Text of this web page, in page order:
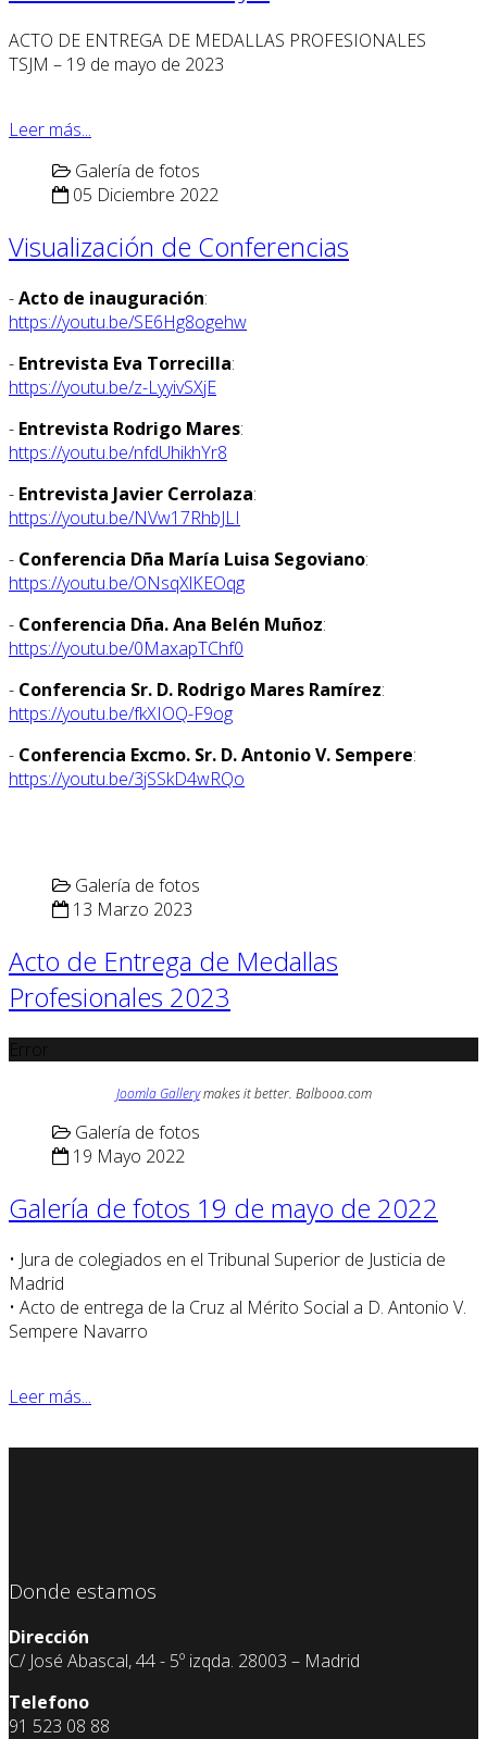
ACTO DE ENTREGA DE MEDALLAS PROFESIONALES
TSJM – 19 de mayo de 2023
Leer más...
Galería de fotos
05 Diciembre 2022
Visualización de Conferencias
-Acto de inauguración:
https://youtu.be/SE6Hg8ogehw
- Entrevista Eva Torrecilla:
https://youtu.be/z-LyyivSXjE
- Entrevista Rodrigo Mares:
https://youtu.be/nfdUhikhYr8
- Entrevista Javier Cerrolaza:
https://youtu.be/NVw17RhbJLI
- Conferencia Dña María Luisa Segoviano:
https://youtu.be/ONsqXlKEOqg
- Conferencia Dña. Ana Belén Muñoz:
https://youtu.be/0MaxapTChf0
- Conferencia Sr. D. Rodrigo Mares Ramírez:
https://youtu.be/fkXIOQ-F9og
- Conferencia Excmo. Sr. D. Antonio V. Sempere:
https://youtu.be/3jSSkD4wRQo
Galería de fotos
13 Marzo 2023
Acto de Entrega de Medallas
Profesionales 2023
Joomla Gallerymakes it better. Balbooa.com
Galería de fotos
19 Mayo 2022
Galería de fotos 19 de mayo de 2022
• Jura de colegiados en el Tribunal Superior de Justicia de
Madrid
• Acto de entrega de la Cruz al Mérito Social a D. Antonio V.
Sempere Navarro
Leer más...
Donde estamos
Dirección
C/ José Abascal, 44 - 5º izqda. 28003 – Madrid
Telefono
91 523 08 88